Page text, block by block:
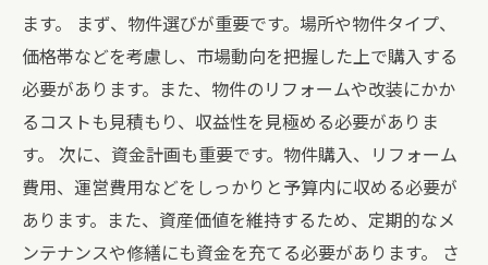
ます。 まず、物件選びが重要です。場所や物件タイプ、
価格帯などを考慮し、市場動向を把握した上で購入する
必要があります。また、物件のリフォームや改装にかか
るコストも見積もり、収益性を見極める必要がありま
す。 次に、資金計画も重要です。物件購入、リフォーム
費用、運営費用などをしっかりと予算内に収める必要が
あります。また、資産価値を維持するため、定期的なメ
ンテナンスや修繕にも資金を充てる必要があります。 さ